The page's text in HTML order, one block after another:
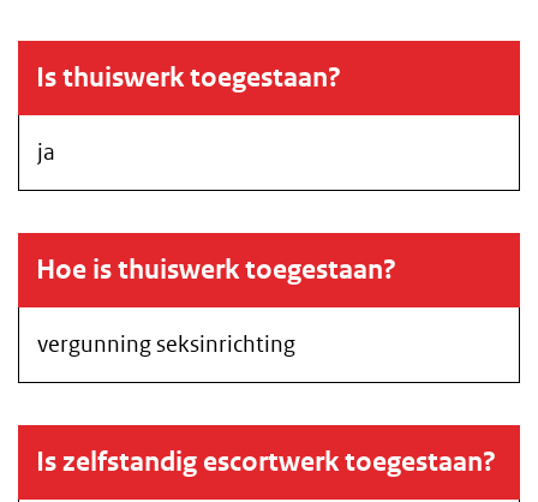
Is thuiswerk toegestaan?
ja
Hoe is thuiswerk toegestaan?
vergunning seksinrichting
Is zelfstandig escortwerk toegestaan?